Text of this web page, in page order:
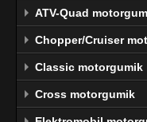
ATV-Quad
Chopper/Cruiser
Classic motorgumik
Cross motorgumik